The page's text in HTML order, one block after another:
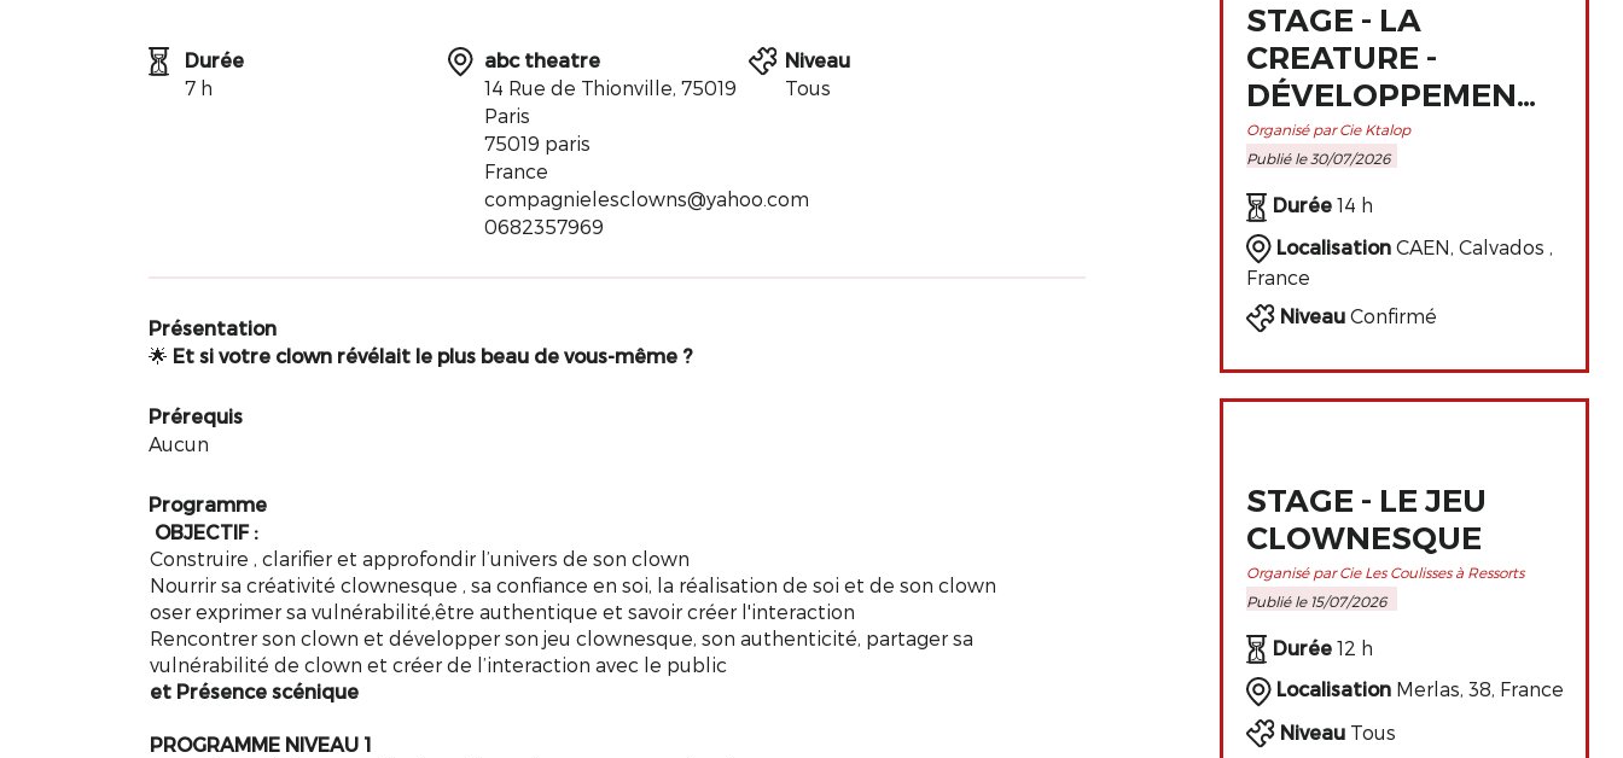
Durée
7 h
abc theatre
14 Rue de Thionville, 75019
Paris
75019 paris
France
compagnielesclowns@yahoo.com
0682357969
Niveau
Tous
Présentation
🌟 Et si votre clown révélait le plus beau de vous-même ?
Prérequis
Aucun
Programme
OBJECTIF :
Construire , clarifier et approfondir l’univers de son clown
Nourrir sa créativité clownesque , sa confiance en soi, la réalisation de soi et de son clown
oser exprimer sa vulnérabilité,être authentique et savoir créer l'interaction
Rencontrer son clown et développer son jeu clownesque, son authenticité, partager sa
vulnérabilité de clown et créer de l’interaction avec le public
et Présence scénique
PROGRAMME NIVEAU 1
STAGE - LA
CREATURE -
DÉVELOPPEMENT
ET
PERFECTIONNEMENT
DE L'ART
CLOWNESQUE
Organisé par Cie Ktalop
Publié le 30/07/2026
Durée14 h
LocalisationCAEN, Calvados ,
France
NiveauConfirmé
STAGE - LE JEU
CLOWNESQUE
Organisé par Cie Les Coulisses à Ressorts
Publié le 15/07/2026
Durée12 h
LocalisationMerlas, 38, France
NiveauTous